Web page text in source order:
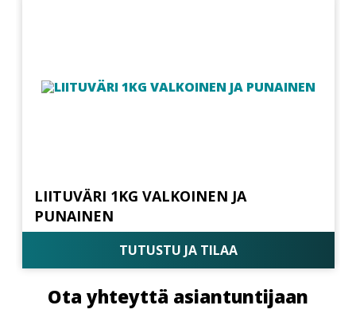
LIITUVÄRI 1KG VALKOINEN JA
PUNAINEN
TUTUSTU JA TILAA
Ota yhteyttä asiantuntijaan